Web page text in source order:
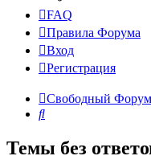
FAQ
Правила Форума
Вход
Регистрация
Свободный Форум
Поиск
Темы без